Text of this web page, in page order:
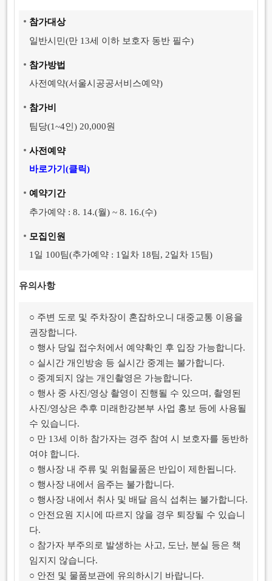
참가대상
일반시민(만 13세 이하 보호자 동반 필수)
참가방법
사전예약(서울시공공서비스예약)
참가비
팀당(1~4인) 20,000원
사전예약
바로가기(클릭)
예약기간
추가예약 : 8. 14.(월) ~ 8. 16.(수)
모집인원
1일 100팀(추가예약 : 1일차 18팀, 2일차 15팀)
유의사항
○ 주변 도로 및 주차장이 혼잡하오니 대중교통 이용을
권장합니다.
○ 행사 당일 접수처에서 예약확인 후 입장 가능합니다.
○ 실시간 개인방송 등 실시간 중계는 불가합니다.
○ 중계되지 않는 개인촬영은 가능합니다.
○ 행사 중 사진/영상 촬영이 진행될 수 있으며, 촬영된
사진/영상은 추후 미래한강본부 사업 홍보 등에 사용될
수 있습니다.
○ 만 13세 이하 참가자는 경주 참여 시 보호자를 동반하
여야 합니다.
○ 행사장 내 주류 및 위험물품은 반입이 제한됩니다.
○ 행사장 내에서 음주는 불가합니다.
○ 행사장 내에서 취사 및 배달 음식 섭취는 불가합니다.
○ 안전요원 지시에 따르지 않을 경우 퇴장될 수 있습니
다.
○ 참가자 부주의로 발생하는 사고, 도난, 분실 등은 책
임지지 않습니다.
○ 안전 및 물품보관에 유의하시기 바랍니다.